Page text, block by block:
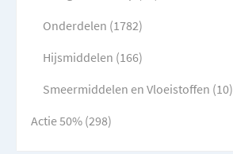
Onderdelen (1782)
Hijsmiddelen (166)
Smeermiddelen en Vloeistoffen (10)
Actie 50% (298)